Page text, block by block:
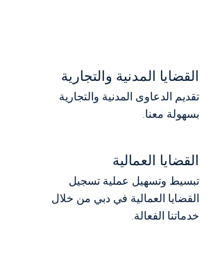
القضايا المدنية والتجارية
تقديم الدعاوى المدنية والتجارية
بسهولة معنا.
القضايا العمالية
تبسيط وتسهيل عملية تسجيل
القضايا العمالية في دبي من خلال
خدماتنا الفعالة.